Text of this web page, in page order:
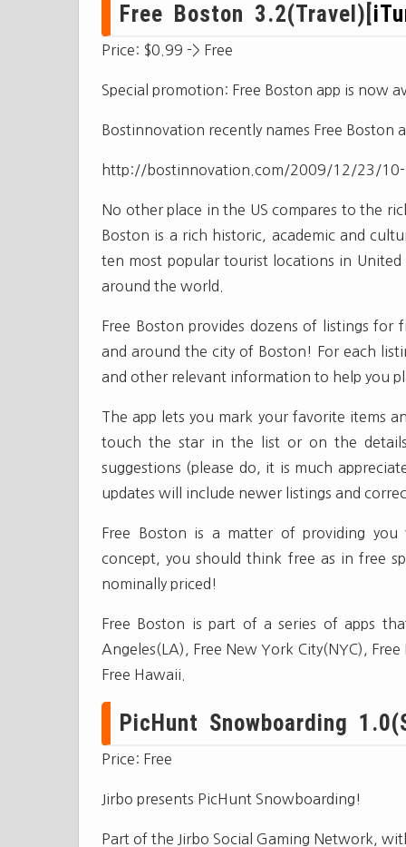
Free Boston 3.2(Travel)[
Price: $0.99 -> Free
Special promotion: Free Boston app is now
Bostinnovation recently names Free Boston
http://bostinnovation.com/2009/12/23/
No other place in the US compares to the
Boston is a rich historic, academic and
ten most popular tourist locations in
around the world.
Free Boston provides dozens of listings for
and around the city of Boston! For each
and other relevant information to help you
The app lets you mark your favorite items
touch the star in the list or on the
suggestions (please do, it is much
updates will include newer listings and
Free Boston is a matter of providing
concept, you should think free as in free
nominally priced!
Free Boston is part of a series of apps
Angeles(LA), Free New York City(NYC),
Free Hawaii.
PicHunt Snowboarding
Price: Free
Jirbo presents PicHunt Snowboarding!
Part of the Jirbo Social Gaming Network,